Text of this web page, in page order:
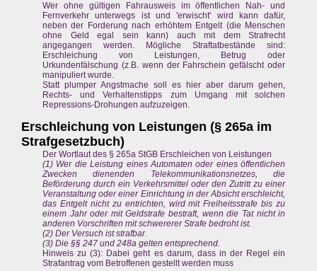
Wer ohne gültigen Fahrausweis im öffentlichen Nah- und
Fernverkehr unterwegs ist und 'erwischt' wird kann dafür,
neben der Forderung nach erhöhtem Entgelt (die Menschen
ohne Geld egal sein kann) auch mit dem Strafrecht
angegangen werden. Mögliche Straftatbestände sind:
Erschleichung von Leistungen, Betrug oder
Urkundenfälschung (z.B. wenn der Fahrschein gefälscht oder
manipuliert wurde.
Statt plumper Angstmache soll es hier aber darum gehen,
Rechts- und Verhaltenstipps zum Umgang mit solchen
Repressions-Drohungen aufzuzeigen.
Erschleichung von Leistungen (§ 265a im
Strafgesetzbuch)
Der Wortlaut des § 265a StGB Erschleichen von Leistungen
(1) Wer die Leistung eines Automaten oder eines öffentlichen
Zwecken dienenden Telekommunikationsnetzes, die
Beförderung durch ein Verkehrsmittel oder den Zutritt zu einer
Veranstaltung oder einer Einrichtung in der Absicht erschleicht,
das Entgelt nicht zu entrichten, wird mit Freiheitsstrafe bis zu
einem Jahr oder mit Geldstrafe bestraft, wenn die Tat nicht in
anderen Vorschriften mit schwererer Strafe bedroht ist.
(2) Der Versuch ist strafbar.
(3) Die §§ 247 und 248a gelten entsprechend.
Hinweis zu (3): Dabei geht es darum, dass in der Regel ein
Strafantrag vom Betroffenen gestellt werden muss